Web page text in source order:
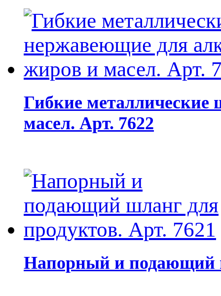
Гибкие
масел. Арт. 7622
Напорный и подающий